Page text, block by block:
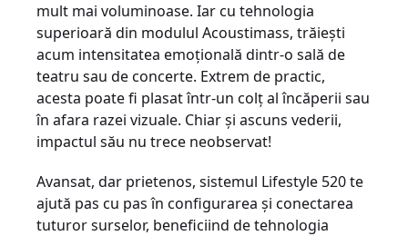
mult mai voluminoase. Iar cu tehnologia
superioară din modulul Acoustimass, trăiești
acum intensitatea emoțională dintr-o sală de
teatru sau de concerte. Extrem de practic,
acesta poate fi plasat într-un colț al încăperii sau
în afara razei vizuale. Chiar și ascuns vederii,
impactul său nu trece neobservat!
Avansat, dar prietenos, sistemul Lifestyle 520 te
ajută pas cu pas în configurarea și conectarea
tuturor surselor, beneficiind de tehnologia